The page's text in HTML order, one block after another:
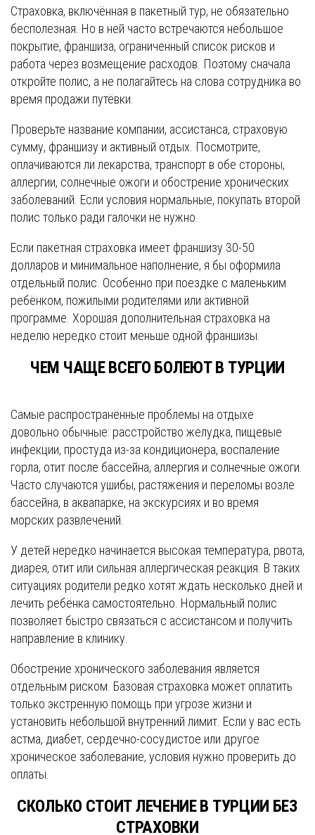
Страховка, включённая в пакетный тур, не обязательно
бесполезная. Но в ней часто встречаются небольшое
покрытие, франшиза, ограниченный список рисков и
работа через возмещение расходов. Поэтому сначала
откройте полис, а не полагайтесь на слова сотрудника во
время продажи путёвки.
Проверьте название компании, ассистанса, страховую
сумму, франшизу и активный отдых. Посмотрите,
оплачиваются ли лекарства, транспорт в обе стороны,
аллергии, солнечные ожоги и обострение хронических
заболеваний. Если условия нормальные, покупать второй
полис только ради галочки не нужно.
Если пакетная страховка имеет франшизу 30-50
долларов и минимальное наполнение, я бы оформила
отдельный полис. Особенно при поездке с маленьким
ребёнком, пожилыми родителями или активной
программе. Хорошая дополнительная страховка на
неделю нередко стоит меньше одной франшизы.
ЧЕМ ЧАЩЕ ВСЕГО БОЛЕЮТ В ТУРЦИИ
Самые распространённые проблемы на отдыхе
довольно обычные: расстройство желудка, пищевые
инфекции, простуда из-за кондиционера, воспаление
горла, отит после бассейна, аллергия и солнечные ожоги.
Часто случаются ушибы, растяжения и переломы возле
бассейна, в аквапарке, на экскурсиях и во время
морских развлечений.
У детей нередко начинается высокая температура, рвота,
диарея, отит или сильная аллергическая реакция. В таких
ситуациях родители редко хотят ждать несколько дней и
лечить ребёнка самостоятельно. Нормальный полис
позволяет быстро связаться с ассистансом и получить
направление в клинику.
Обострение хронического заболевания является
отдельным риском. Базовая страховка может оплатить
только экстренную помощь при угрозе жизни и
установить небольшой внутренний лимит. Если у вас есть
астма, диабет, сердечно-сосудистое или другое
хроническое заболевание, условия нужно проверить до
оплаты.
СКОЛЬКО СТОИТ ЛЕЧЕНИЕ В ТУРЦИИ БЕЗ
СТРАХОВКИ